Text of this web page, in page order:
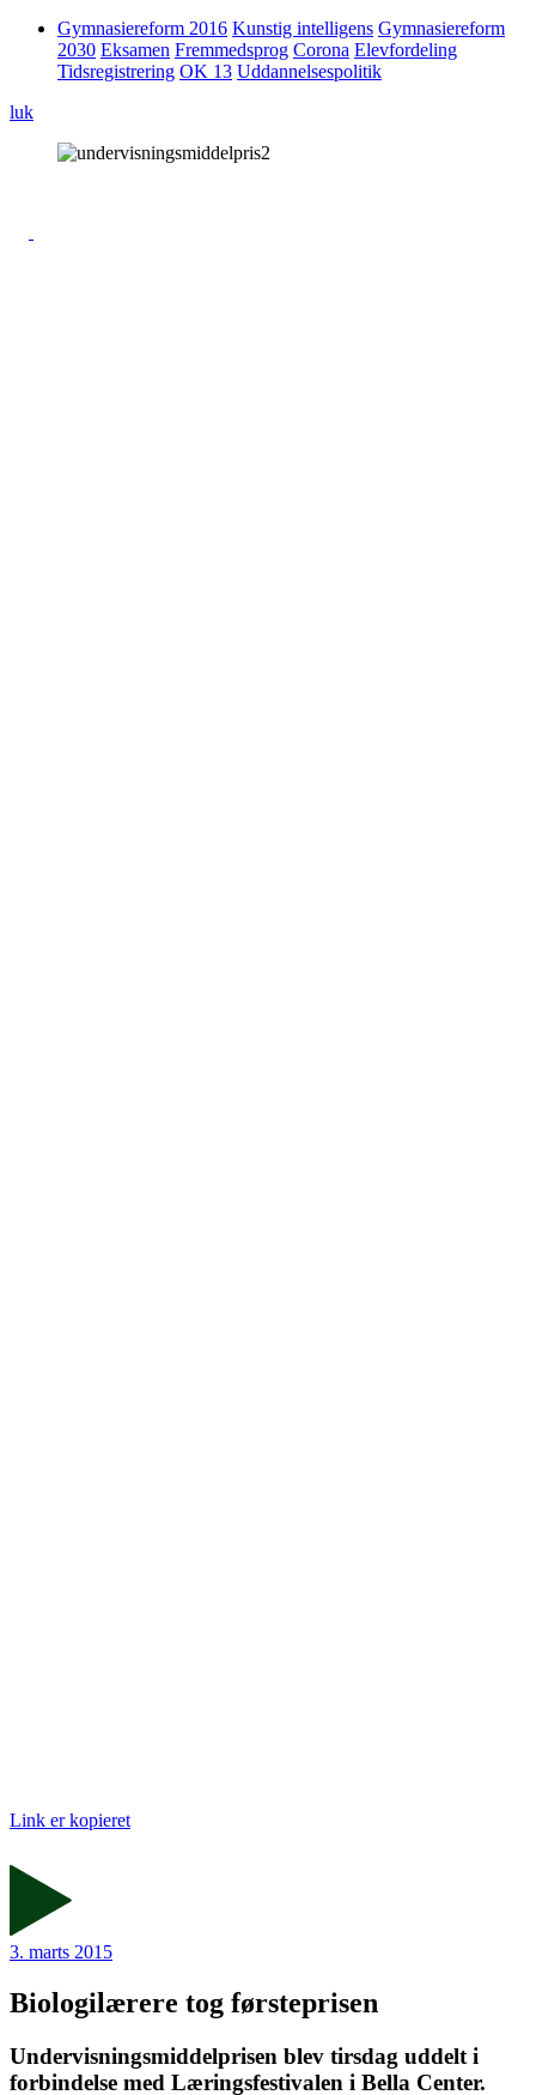
Gymnasiereform 2016 Kunstig intelligens Gymnasiereform
2030 Eksamen Fremmedsprog Corona Elevfordeling
Tidsregistrering OK 13 Uddannelsespolitik
luk
Link er kopieret
3. marts 2015
Biologilærere tog førsteprisen
Undervisningsmiddelprisen blev tirsdag uddelt i
forbindelse med Læringsfestivalen i Bella Center.